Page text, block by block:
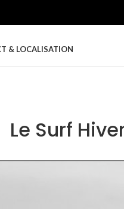
& LOCALISATION
Le Surf